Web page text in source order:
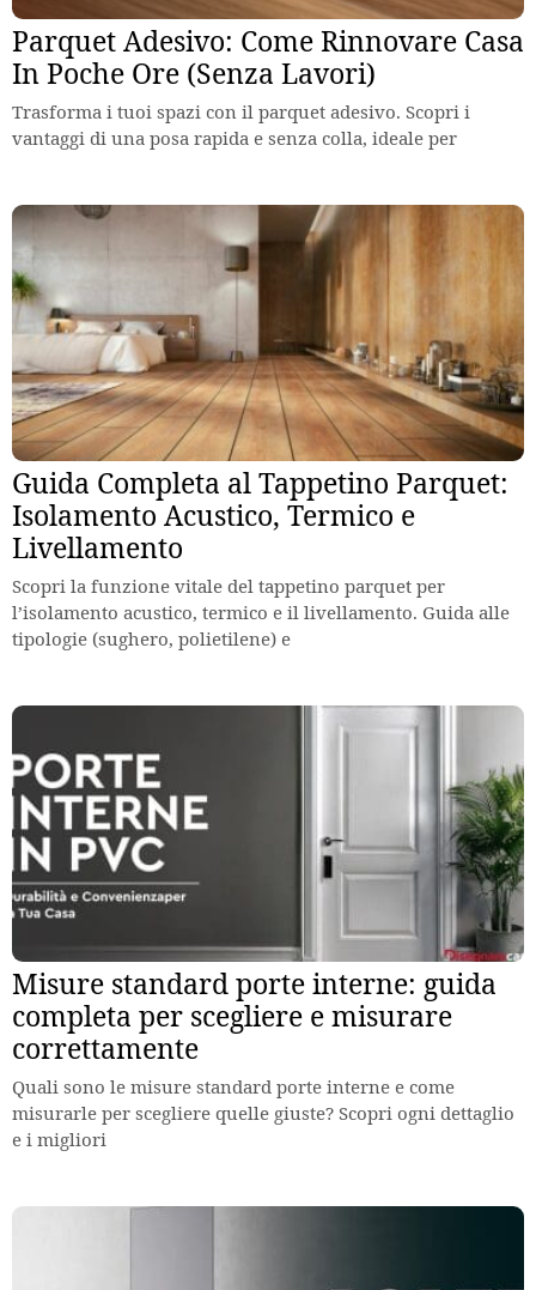
Parquet Adesivo: Come Rinnovare Casa
In Poche Ore (Senza Lavori)
Trasforma i tuoi spazi con il parquet adesivo. Scopri i
vantaggi di una posa rapida e senza colla, ideale per
Guida Completa al Tappetino Parquet:
Isolamento Acustico, Termico e
Livellamento
Scopri la funzione vitale del tappetino parquet per
l’isolamento acustico, termico e il livellamento. Guida alle
tipologie (sughero, polietilene) e
Misure standard porte interne: guida
completa per scegliere e misurare
correttamente
Quali sono le misure standard porte interne e come
misurarle per scegliere quelle giuste? Scopri ogni dettaglio
e i migliori